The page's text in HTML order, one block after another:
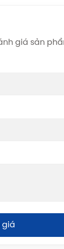
giá sản
giá